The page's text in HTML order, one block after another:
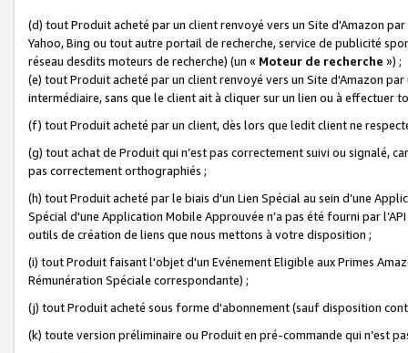
(d) tout Produit acheté par un client renvoyé vers un Site d'Amazon
Yahoo, Bing ou tout autre portail de recherche, service de publicité
réseau desdits moteurs de recherche) (un « Moteur de recherche ») ;
(e) tout Produit acheté par un client renvoyé vers un Site d'Amazon
intermédiaire, sans que le client ait à cliquer sur un lien ou à
(f) tout Produit acheté par un client, dès lors que ledit client ne
(g) tout achat de Produit qui n’est pas correctement suivi ou signalé,
pas correctement orthographiés ;
(h) tout Produit acheté par le biais d’un Lien Spécial au sein d’une
Spécial d'une Application Mobile Approuvée n’a pas été fourni par
outils de création de liens que nous mettons à votre disposition ;
(i) tout Produit faisant l'objet d'un Evénement Eligible aux Primes
Rémunération Spéciale correspondante) ;
(j) tout Produit acheté sous forme d'abonnement (sauf disposition
(k) toute version préliminaire ou Produit en pré-commande qui n’est